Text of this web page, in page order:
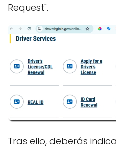
Request".
Tras ello, deberás